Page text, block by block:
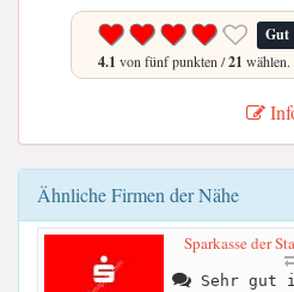
Gut
4.1 von fünf punkten /21 wählen.
Ähnliche Firmen der Nähe
Sparkasse der
Sehr gut